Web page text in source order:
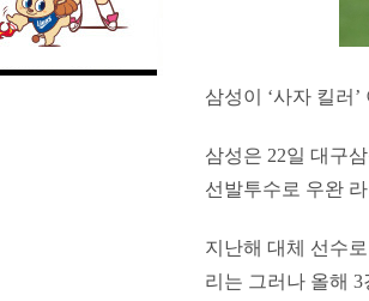
삼성이 ‘사자 킬러
삼성은 22일 대구
선발투수로 우완
지난해 대체 선수
리는 그러나 올해